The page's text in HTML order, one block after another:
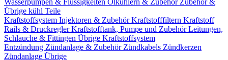
Wasserpumpen & Flüssigkeiten Ölkühlern & Zubehör Zubehör &
Übrige kühl Teile
Kraftstoffsystem Injektoren & ZubehörKraftstofffiltern Kraftstoff
Rails & DruckreglerKraftstofftank, Pumpe und ZubehörLeitungen,
Schlauche & Fittingen Übrige Kraftstoffsystem
Entzündung Zündanlage & Zubehör Zündkabels Zündkerzen
Zündanlage Übrige